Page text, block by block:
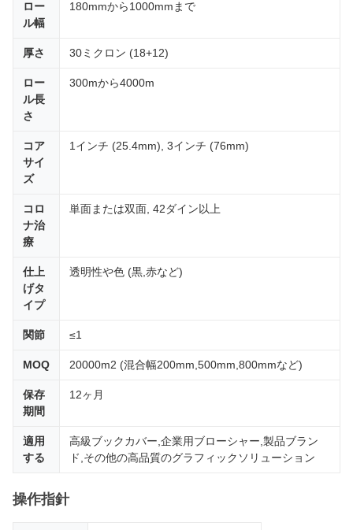
ロー
ル幅
180mmから1000mmまで
厚さ 30ミクロン (18+12)
ロー
ル長
さ
300mから4000m
コア
サイ
ズ
1インチ (25.4mm), 3インチ (76mm)
コロ
ナ治
療
単面または双面, 42ダイン以上
仕上
げタ
イプ
透明性や色 (黒,赤など)
関節 ≤1
MOQ 20000m2 (混合幅200mm,500mm,800mmなど)
保存
期間
12ヶ月
適用
する
高級ブックカバー,企業用ブローシャー,製品ブラン
ド,その他の高品質のグラフィックソリューション
操作指針